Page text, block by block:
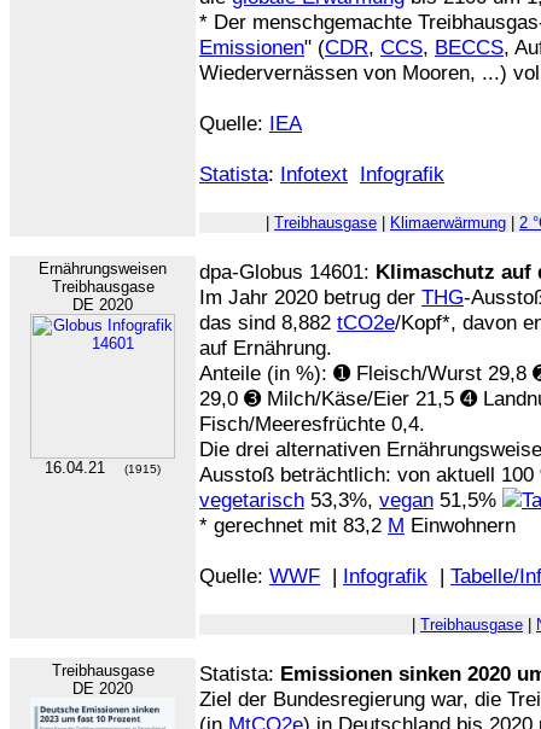
* Der menschgemachte
Emissionen" (CDR, CCS, BECCS,
Wiedervernässen von Mooren, ...)
Quelle: IEA
Statista: Infotext Infografik
Treibhausgase Klimaerwärmung 2
Ernährungsweisen
Treibhausgase
DE 2020
16.04.21 (1915)
dpa-Globus 14601: Klimaschutz auf
Im Jahr 2020 betrug der THG-
das sind 8,882 tCO2e/Kopf*, davon
auf Ernährung.
Anteile (in %): ➊ Fleisch/Wurst 29,8
29,0 ➌ Milch/Käse/Eier 21,5 ➍
Fisch/Meeresfrüchte 0,4.
Die drei alternativen
Ausstoß beträchtlich: von aktuell
vegetarisch 53,3%, vegan 51,5%
* gerechnet mit 83,2 M Einwohnern
Quelle: WWF | Infografik | Tabelle/
Treibhausgase
Treibhausgase
DE 2020
Statista: Emissionen sinken 2020
Ziel der Bundesregierung war, die
(in MtCO2e) in Deutschland bis